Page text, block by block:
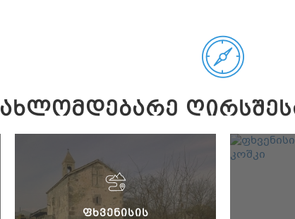
ᲐᲮᲚᲝᲛᲓᲔᲑᲐᲠᲔ
ᲤᲮᲕᲔᲜᲘᲡᲘᲡ